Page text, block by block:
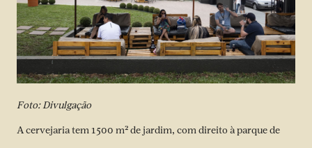
Foto: Divulgação
A cervejaria tem 1500 m² de jardim, com direito à parque de